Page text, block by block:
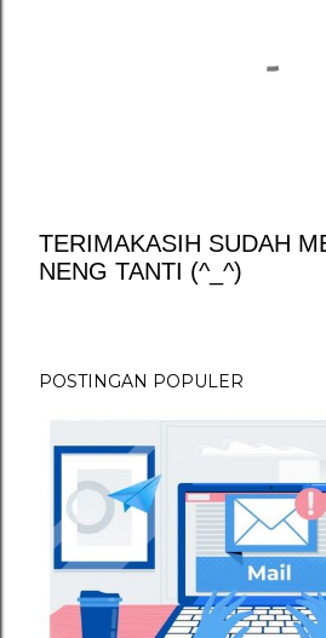
P
i
m
TERIMAKASIH SUDAH
NENG TANTI (^_^)
POSTINGAN POPULER